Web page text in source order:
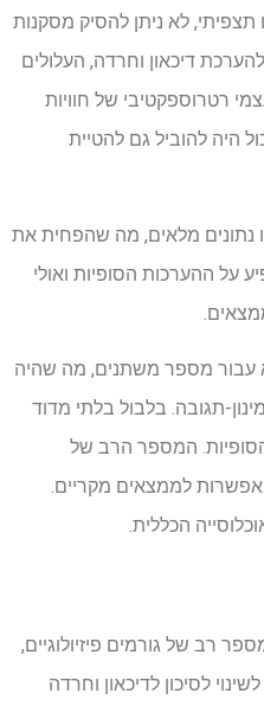
לא ניתן להסיק מסקנות
דיכאון וחרדה, העלולים
רטרוספקטיבי של חוויות
היה להוביל גם להטיית
נתונים מלאים, מה שהפחית את
על ההערכות הסופיות ואולי
עבור מספר משתנים, מה שהיה
תגובה. בלבול בלתי מדוד
המספר הרב של
לממצאים מקריים.
הכללית.
רב של גורמים פיזיולוגיים,
לסיכון לדיכאון וחרדה